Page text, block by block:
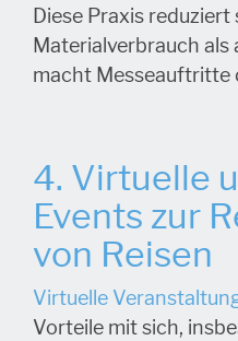
Diese Praxis reduziert
Materialverbrauch als
macht Messeauftritte
4. Virtuelle
Events zur
von Reisen
Virtuelle
Vorteile mit sich,